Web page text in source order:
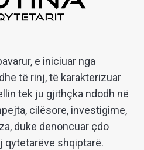
e iniciuar nga
të rinj, të karakterizuar
tek ju gjithçka ndodh në
cilësore, investigime,
duke denoncuar çdo
qytetarëve shqiptarë.